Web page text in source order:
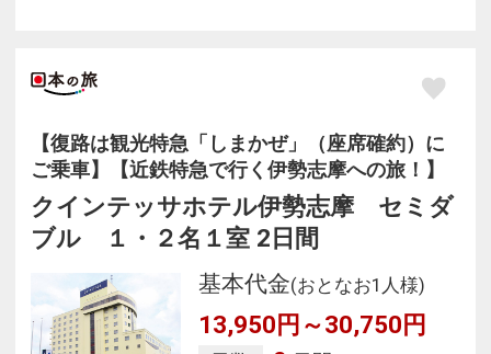
【復路は観光特急「しまかぜ」（座席確約）に
ご乗車】【近鉄特急で行く伊勢志摩への旅！】
クインテッサホテル伊勢志摩 セミダ
ブル １・２名１室 2日間
基本代金(おとなお1人様)
13,950円～30,750円